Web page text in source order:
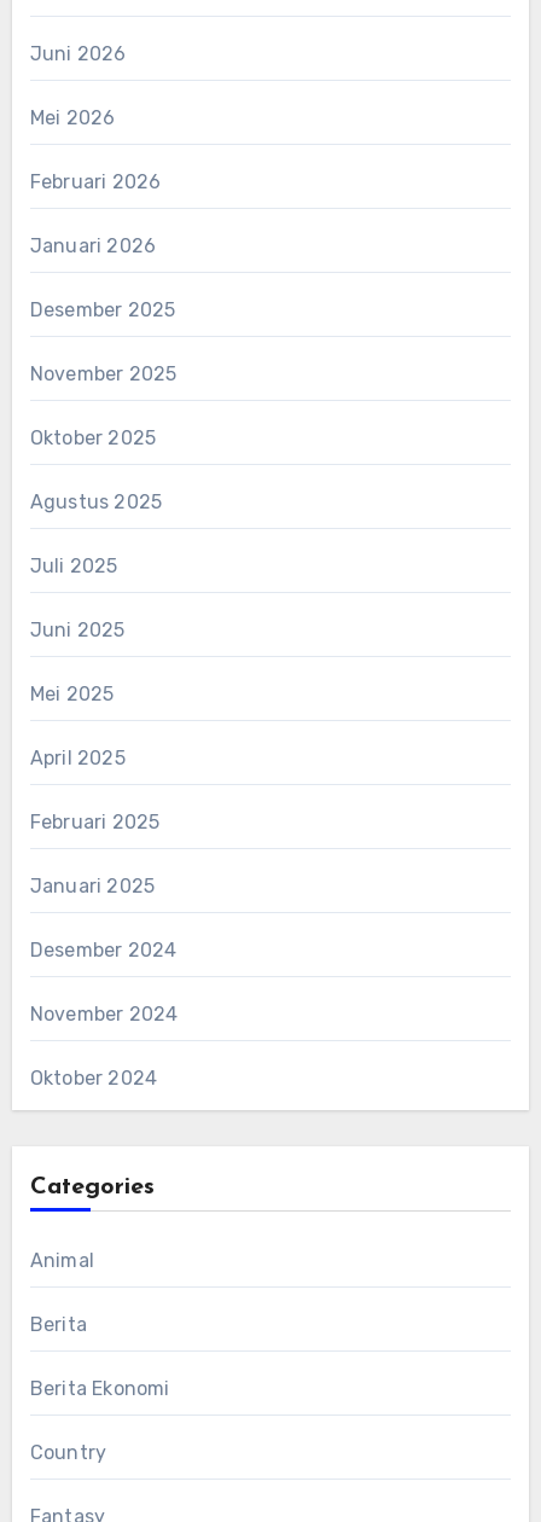
Juni 2026
Mei 2026
Februari 2026
Januari 2026
Desember 2025
November 2025
Oktober 2025
Agustus 2025
Juli 2025
Juni 2025
Mei 2025
April 2025
Februari 2025
Januari 2025
Desember 2024
November 2024
Oktober 2024
Categories
Animal
Berita
Berita Ekonomi
Country
Fantasy